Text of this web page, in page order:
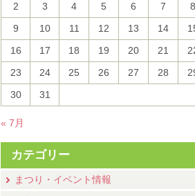
2
3 4 5 6 7
8
9
10 11 12 13 14
16
17 18 19 20 21
23
24 25 26 27 28
30
31
« 7月
カテゴリー
まつり・イベント情報